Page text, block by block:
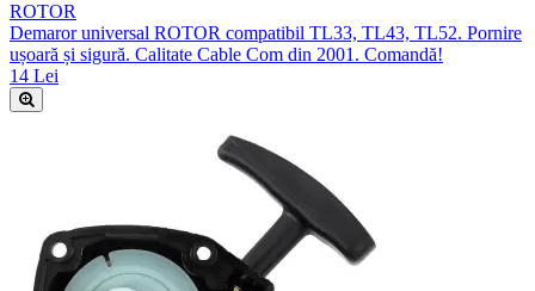
ROTOR
Demaror universal ROTOR compatibil TL33, TL43, TL52. Pornire
ușoară și sigură. Calitate Cable Com din 2001. Comandă!
14 Lei